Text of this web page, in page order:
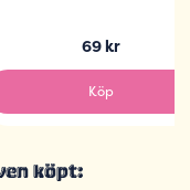
69 kr
Köp
köpt: